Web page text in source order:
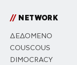
//NETWORK
ΔΕΔΟΜΕΝΟ
COUSCOUS
DIMOCRACY